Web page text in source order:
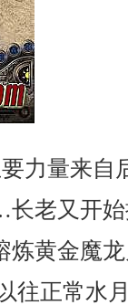
力量来自
老又开
炼黄金魔
往正常水